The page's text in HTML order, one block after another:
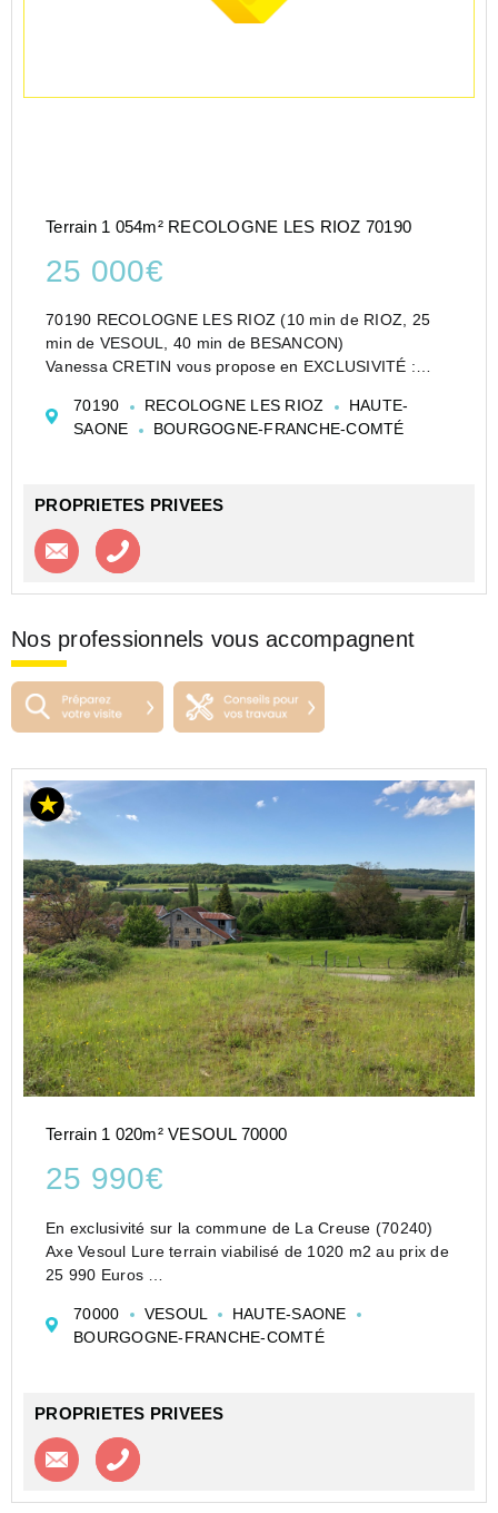
Terrain 1 054m² RECOLOGNE LES RIOZ 70190
25 000€
70190 RECOLOGNE LES RIOZ (10 min de RIOZ, 25
min de VESOUL, 40 min de BESANCON)
Vanessa CRETIN vous propose en EXCLUSIVITÉ :
ravissant village, proche de RIOZ et de son nouvel axe
direct vers BESANC...
70190 RECOLOGNE LES RIOZ
HAUTE-
SAONE
BOURGOGNE-FRANCHE-COMTÉ
PROPRIETES PRIVEES
Contacter l'agence
Nos professionnels vous accompagnent
Terrain 1 020m² VESOUL 70000
25 990€
En exclusivité sur la commune de La Creuse (70240)
Axe Vesoul Lure terrain viabilisé de 1020 m2 au prix de
25 990 Euros
contacter Stéphanie VOISIN au 06.65.39.88.48 ou par
courriel s.voisin@proprietes-pri...
70000 VESOUL
HAUTE-SAONE
BOURGOGNE-FRANCHE-COMTÉ
PROPRIETES PRIVEES
Contacter l'agence